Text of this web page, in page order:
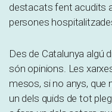
destacats fent acudits
persones
Des de Catalunya algú
són opinions. Les
mesos, si no anys, que
un dels quids de tot